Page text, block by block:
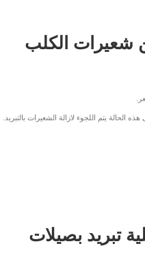
شعيرات الكلب
يتم اللجوء لازالة الشعيرات بالتبريد.
تبريد بصيلات